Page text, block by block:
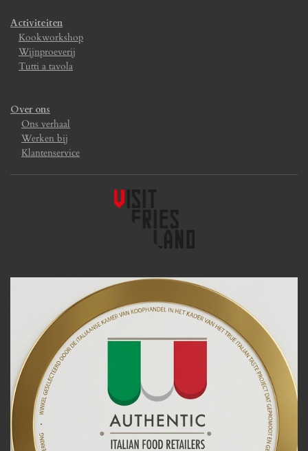
Activiteiten
Kookworkshop
Wijnproeverij
Tutti a tavola
Over ons
Ons verhaal
Werken bij
Klantenservice